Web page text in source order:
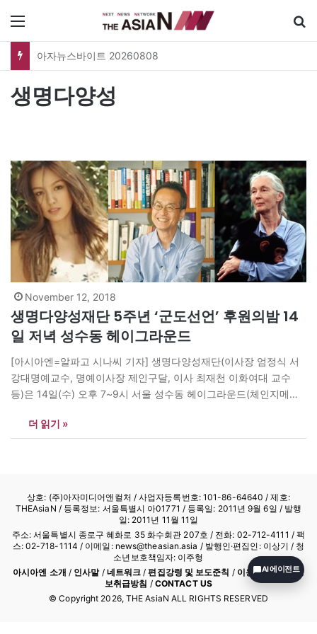
아자뉴스바이트 20260808
생명다양성
November 12, 2018
생명다양성재단 5주년 ‘군도선언’ 후원의밤 14
일 저녁 성수동 헤이그라운드
[아시아엔=알파고 시나씨 기자] 생명다양성재단(이사장 엄정식 서
강대명예교수, 명예이사장 제인구달, 이사 최재천 이화여대 교수
등)은 14일(수) 오후 7~9시 서울 성수동 헤이그라운드(체인지메이
께 장사익 음악인, 강형욱 동물행동전문가, 신아영 아나운서가 참여
더 읽기 »
상호: (주)아자미디어앤컬처 /사업자등록번호: 101-86-64640 / 제호:
THEAsiaN / 등록정보: 서울특별시 아01771 / 등록일: 2011년 9월 6일 / 발행
일: 2011년 11월 11일
주소: 서울특별시 종로구 혜화로 35 화수회관 207호 / 전화: 02-712-4111 / 팩
스: 02-718-1114 / 이메일: news@theasian.asia / 발행인·편집인: 이상기 / 청
소년보호책임자: 이주형
아시아엔 소개 / 인사말/ 네트워크 /편집강령 및 보도준칙 / 이용약관/개인정
보취급방침 / CONTACT US
© Copyright 2026, THE AsiaN ALL RIGHTS RESERVED
AI 에이전트